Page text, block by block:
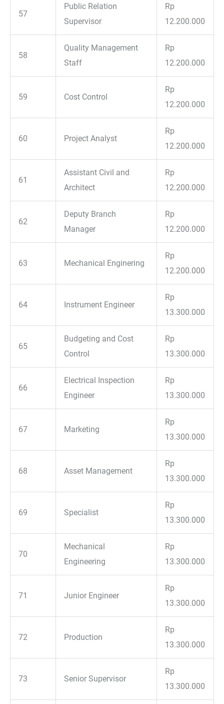
57
Public Relation
Supervisor
Rp
12.200.000
58
Quality Management
Staff
Rp
12.200.000
59 Cost Control
Rp
12.200.000
60 Project Analyst
Rp
12.200.000
61
Assistant Civil and
Architect
Rp
12.200.000
62
Deputy Branch
Manager
Rp
12.200.000
63 Mechanical Enginering
Rp
12.200.000
64 Instrument Engineer
Rp
13.300.000
65
Budgeting and Cost
Control
Rp
13.300.000
66
Electrical Inspection
Engineer
Rp
13.300.000
67 Marketing
Rp
13.300.000
68 Asset Management
Rp
13.300.000
69 Specialist
Rp
13.300.000
70
Mechanical
Engineering
Rp
13.300.000
71 Junior Engineer
Rp
13.300.000
72 Production
Rp
13.300.000
73 Senior Supervisor
Rp
13.300.000